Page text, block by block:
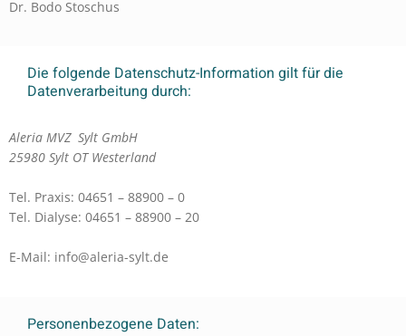
Dr. Bodo Stoschus
Die folgende Datenschutz-Information gilt für die
Datenverarbeitung durch:
Aleria MVZ Sylt GmbH
25980 Sylt OT Westerland
Tel. Praxis: 04651 – 88900 – 0
Tel. Dialyse: 04651 – 88900 – 20
E-Mail: info@aleria-sylt.de
Personenbezogene Daten: